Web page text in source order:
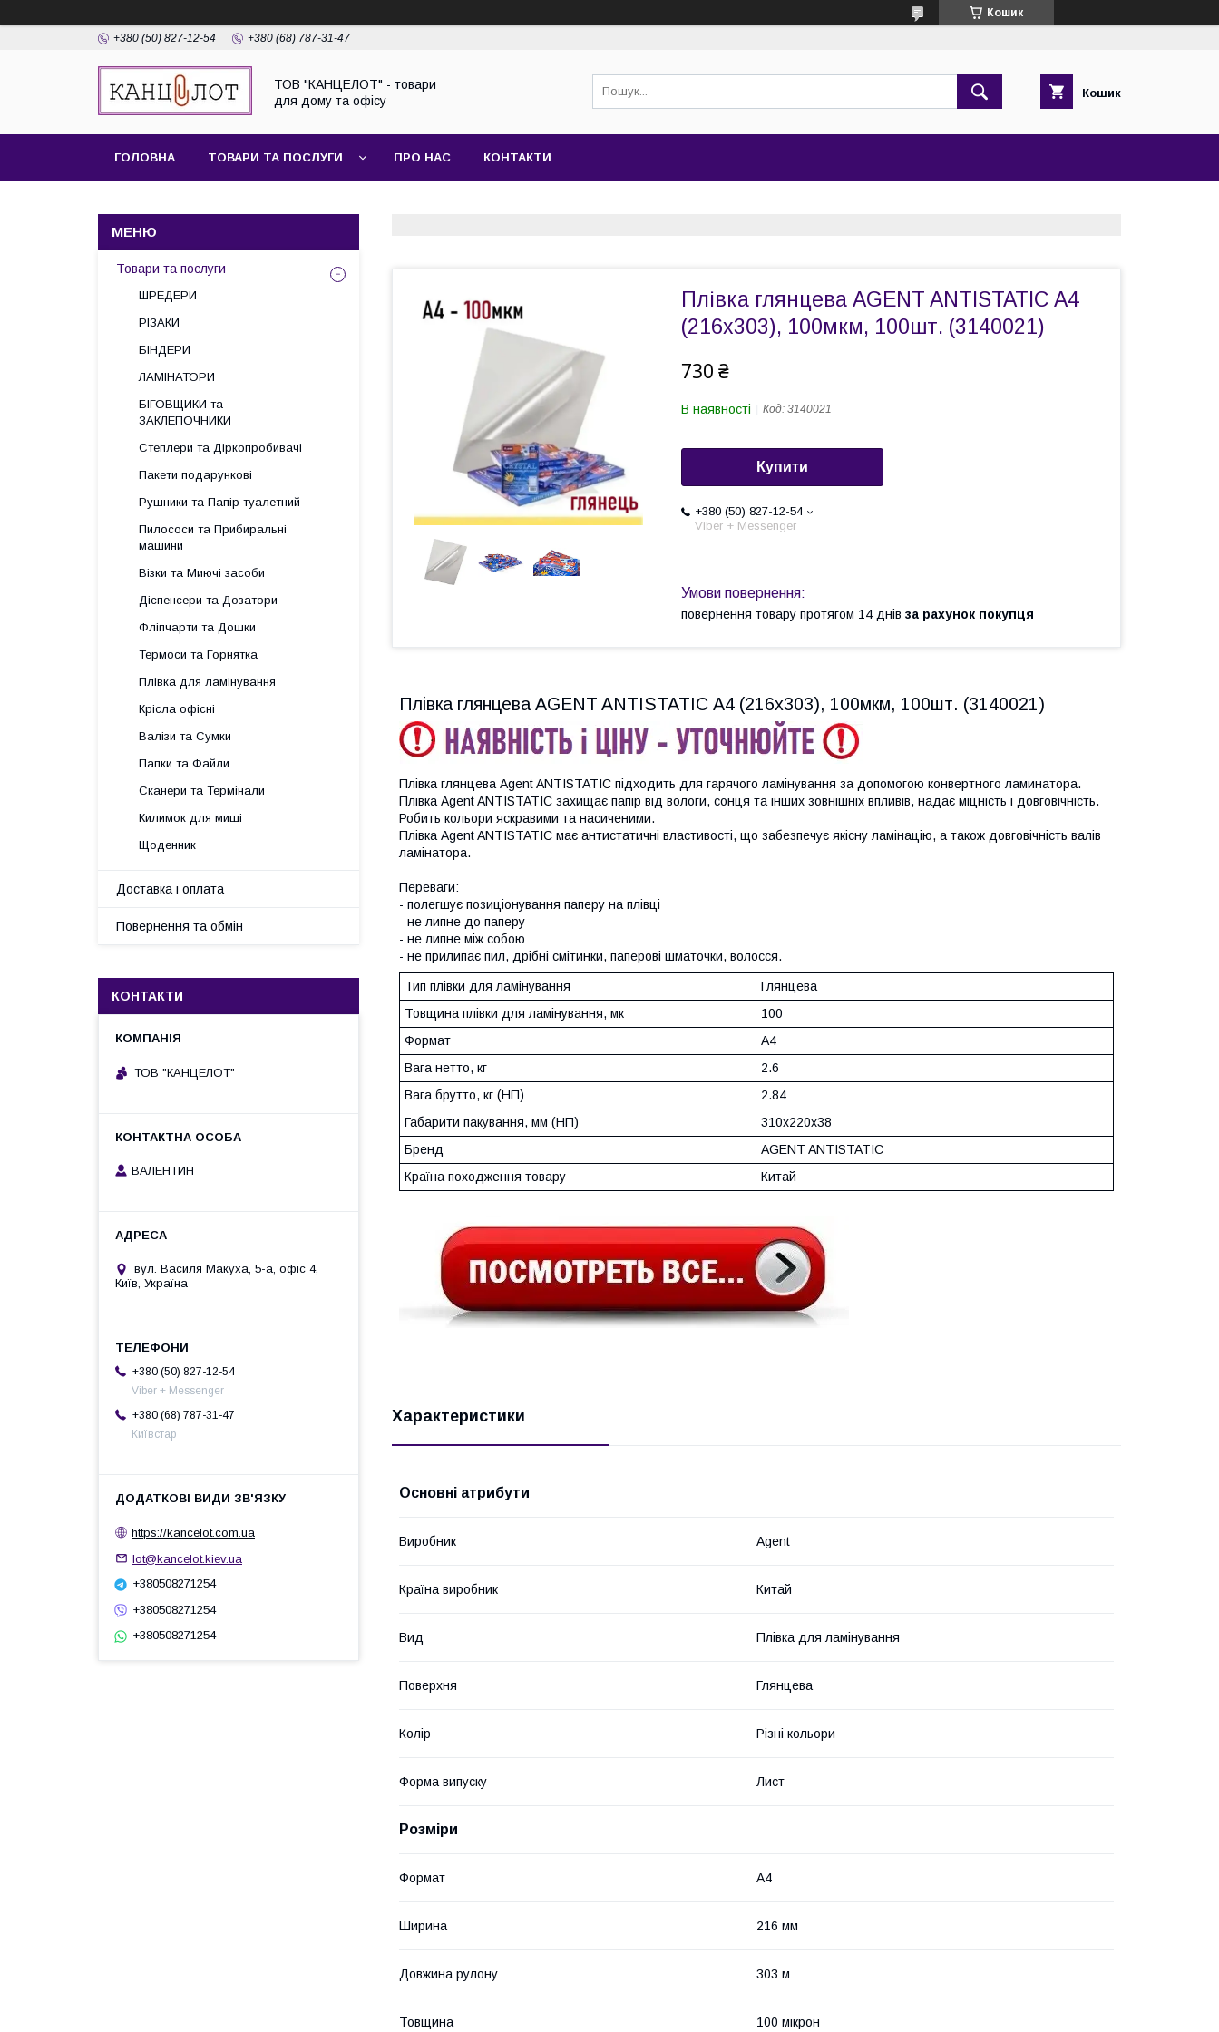
Кошик
+380 (50) 827-12-54 +380 (68) 787-31-47
ТОВ "КАНЦЕЛОТ" - товари
для дому та офісу
Кошик
ГОЛОВНА ТОВАРИ ТА ПОСЛУГИ ПРО НАС КОНТАКТИ
Плівка глянцева AGENT ANTISTATIC А4
(216х303), 100мкм, 100шт. (3140021)
730 ₴
В наявності Код: 3140021
Купити
+380 (50) 827-12-54
Viber + Messenger
повернення товару протягом 14 днів за рахунок покупця
Плівка глянцева AGENT ANTISTATIC А4 (216х303), 100мкм, 100шт. (3140021)
Плівка глянцева Agent ANTISTATIC підходить для гарячого ламінування за допомогою конвертного ламинатора.
Плівка Agent ANTISTATIC захищає папір від вологи, сонця та інших зовнішніх впливів, надає міцність і довговічність.
Робить кольори яскравими та насиченими.
Плівка Agent ANTISTATIC має антистатичні властивості, що забезпечує якісну ламінацію, а також довговічність валів
ламінатора.
Переваги:
- полегшує позиціонування паперу на плівці
- не липне до паперу
- не липне між собою
- не прилипає пил, дрібні смітинки, паперові шматочки, волосся.
Тип плівки для ламінування
Глянцева
Товщина плівки для ламінування, мк
100
Формат
A4
Вага нетто, кг
2.6
Вага брутто, кг (НП)
2.84
Габарити пакування, мм (НП)
310x220x38
Бренд
AGENT ANTISTATIC
Країна походження товару
Китай
Характеристики
Основні атрибути
Виробник Agent
Країна виробник Китай
Вид Плівка для ламінування
Поверхня Глянцева
Колір Різні кольори
Форма випуску Лист
Розміри
Формат A4
Ширина 216 мм
Довжина рулону 303 м
Товщина 100 мікрон
Товари та послуги
ШРЕДЕРИ
РІЗАКИ
БІНДЕРИ
ЛАМІНАТОРИ
БІГОВЩИКИ та
ЗАКЛЕПОЧНИКИ
Степлери та Діркопробивачі
Пакети подарункові
Рушники та Папір туалетний
Пилососи та Прибиральні
машини
Візки та Миючі засоби
Діспенсери та Дозатори
Фліпчарти та Дошки
Термоси та Горнятка
Плівка для ламінування
Крісла офісні
Валізи та Сумки
Папки та Файли
Сканери та Термінали
Килимок для миші
Щоденник
Доставка і оплата
Повернення та обмін
КОНТАКТИ
ТОВ "КАНЦЕЛОТ"
ВАЛЕНТИН
вул. Василя Макуха, 5-а, офіс 4,
Київ, Україна
+380 (50) 827-12-54
Viber + Messenger
+380 (68) 787-31-47
Київстар
https://kancelot.com.ua
lot@kancelot.kiev.ua
+380508271254
+380508271254
+380508271254